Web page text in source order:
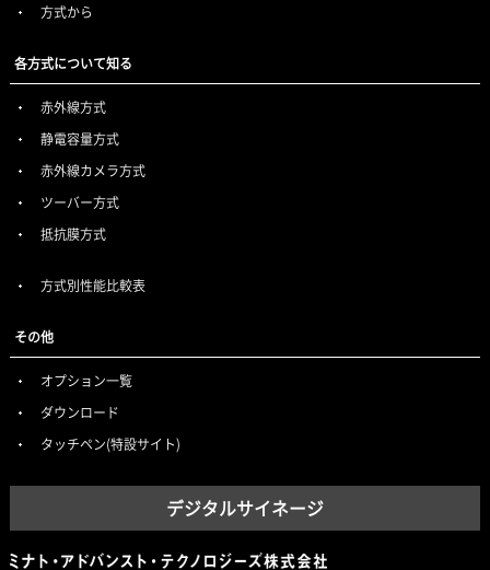
方式から
各方式について知る
赤外線方式
静電容量方式
赤外線カメラ方式
ツーバー方式
抵抗膜方式
方式別性能比較表
その他
オプション一覧
ダウンロード
タッチペン(特設サイト)
デジタルサイネージ